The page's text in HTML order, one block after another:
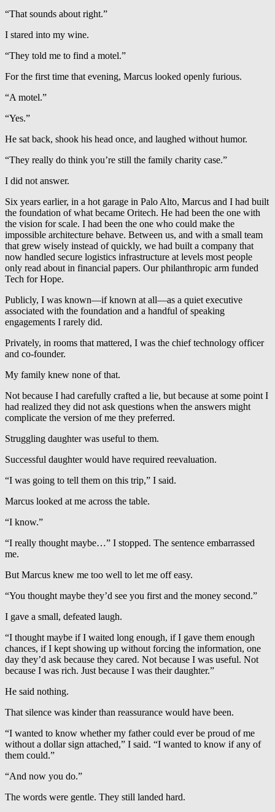
“That sounds about right.”
I stared into my wine.
“They told me to find a motel.”
For the first time that evening, Marcus looked openly furious.
“A motel.”
“Yes.”
He sat back, shook his head once, and laughed without humor.
“They really do think you’re still the family charity case.”
I did not answer.
Six years earlier, in a hot garage in Palo Alto, Marcus and I had built
the foundation of what became Oritech. He had been the one with
the vision for scale. I had been the one who could make the
impossible architecture behave. Between us, and with a small team
that grew wisely instead of quickly, we had built a company that
now handled secure logistics infrastructure at levels most people
only read about in financial papers. Our philanthropic arm funded
Tech for Hope.
Publicly, I was known—if known at all—as a quiet executive
associated with the foundation and a handful of speaking
engagements I rarely did.
Privately, in rooms that mattered, I was the chief technology officer
and co-founder.
My family knew none of that.
Not because I had carefully crafted a lie, but because at some point I
had realized they did not ask questions when the answers might
complicate the version of me they preferred.
Struggling daughter was useful to them.
Successful daughter would have required reevaluation.
“I was going to tell them on this trip,” I said.
Marcus looked at me across the table.
“I know.”
“I really thought maybe…” I stopped. The sentence embarrassed
me.
But Marcus knew me too well to let me off easy.
“You thought maybe they’d see you first and the money second.”
I gave a small, defeated laugh.
“I thought maybe if I waited long enough, if I gave them enough
chances, if I kept showing up without forcing the information, one
day they’d ask because they cared. Not because I was useful. Not
because I was rich. Just because I was their daughter.”
He said nothing.
That silence was kinder than reassurance would have been.
“I wanted to know whether my father could ever be proud of me
without a dollar sign attached,” I said. “I wanted to know if any of
them could.”
“And now you do.”
The words were gentle. They still landed hard.